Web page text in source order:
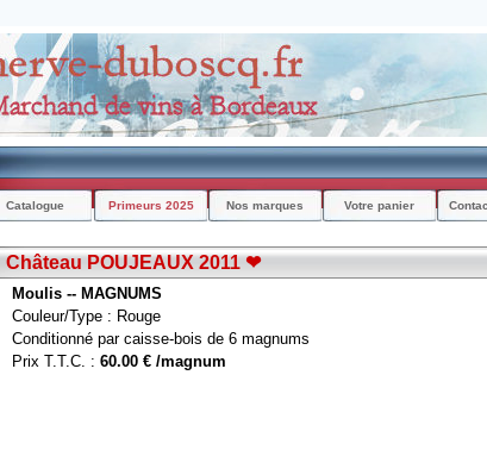
Catalogue Primeurs 2025 Nos marques Votre panier
Château POUJEAUX 2011 ❤
Moulis -- MAGNUMS
Couleur/Type : Rouge
Conditionné par caisse-bois de 6 magnums
Prix T.T.C. : 60.00 € /magnum